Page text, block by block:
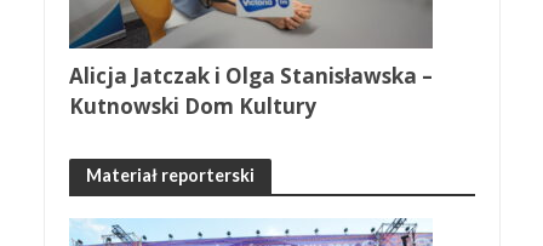
Alicja Jatczak i Olga Stanisławska –
Kutnowski Dom Kultury
Materiał reporterski